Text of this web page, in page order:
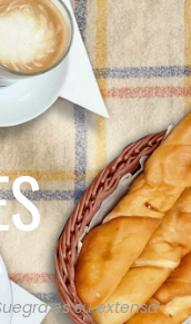
es su extensa